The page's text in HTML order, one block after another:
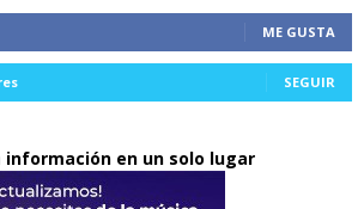
ME GUSTA
SEGUIR
información en un solo lugar